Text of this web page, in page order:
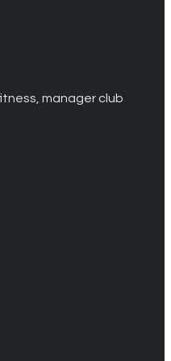
manager club